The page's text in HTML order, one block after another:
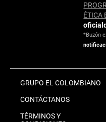
ÉTICA
*Buzón
GRUPO EL COLOMBIANO
CONTÁCTANOS
TÉRMINOS Y